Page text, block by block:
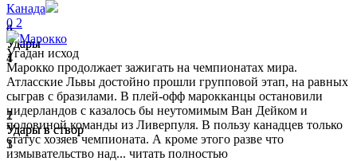
4
Удары
1
2
Удары в створ
1
6
Удары
4
1
Удары в створ
3
Канада
0 2
Марокко
Угадан исход
Марокко продолжает зажигать на чемпионатах мира.
Атласские Львы достойно прошли групповой этап, на равных
сыграв с бразилами. В плей-офф марокканцы остановили
нидерландов с казалось бы неутомимым Ван Дейком и
половиной команды из Ливерпуля. В пользу канадцев только
статус хозяев чемпионата. А кроме этого разве что
измывательство над... читать полностью